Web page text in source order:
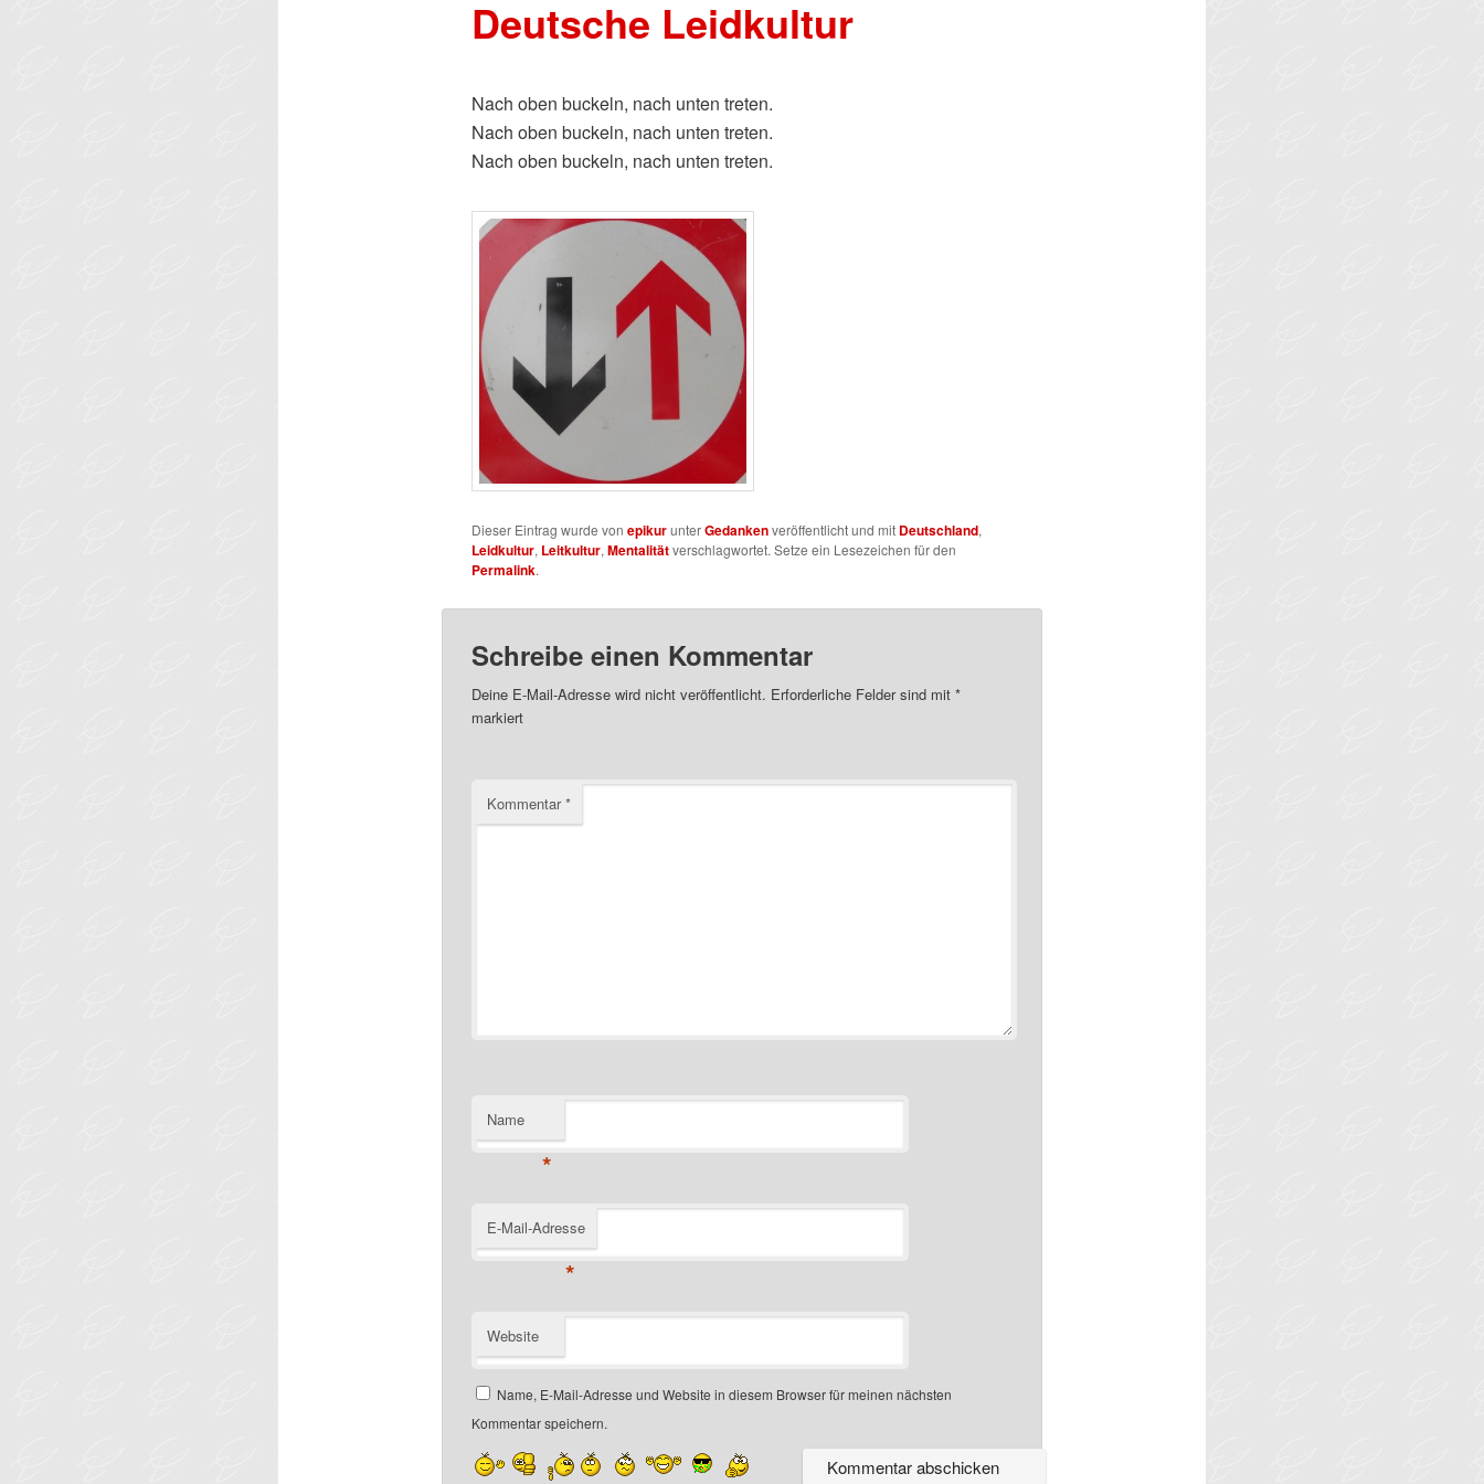
Deutsche Leidkultur
Nach oben buckeln, nach unten treten.
Nach oben buckeln, nach unten treten.
Nach oben buckeln, nach unten treten.
Dieser Eintrag wurde von epikurunterGedankenveröffentlicht und mit Deutschland,
Leidkultur, Leitkultur, Mentalitätverschlagwortet. Setze ein Lesezeichen für den
Permalink.
Schreibe einen Kommentar
Deine E-Mail-Adresse wird nicht veröffentlicht. Erforderliche Felder sind mit *
markiert
Kommentar*
Name
*
E-Mail-Adresse
*
Website
Name, E-Mail-Adresse und Website in diesem Browser für meinen nächsten
Kommentar speichern.